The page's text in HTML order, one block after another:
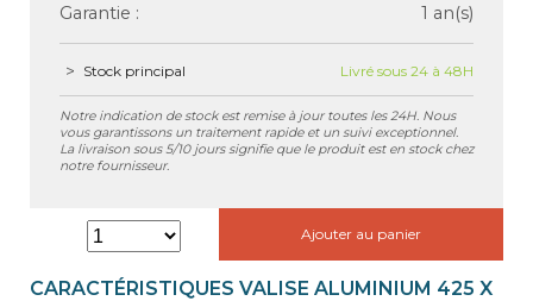
Garantie : 1 an(s)
Stock principal Livré sous 24 à 48H
Notre indication de stock est remise à jour toutes les 24H. Nous
vous garantissons un traitement rapide et un suivi exceptionnel.
La livraison sous 5/10 jours signifie que le produit est en stock chez
notre fournisseur.
Ajouter au panier
CARACTÉRISTIQUES VALISE ALUMINIUM 425 X